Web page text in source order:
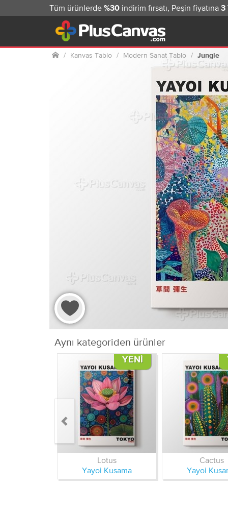
Tüm ürünlerde %30 indirim fırsatı, Peşin fiyatına 3
Ana sayfa
Kanvas Tablo Modern Sanat Tablo Jungle
Aynı kategoriden ürünler
YENI
Lotus
Yayoi Kusama
Cactus
Yayoi